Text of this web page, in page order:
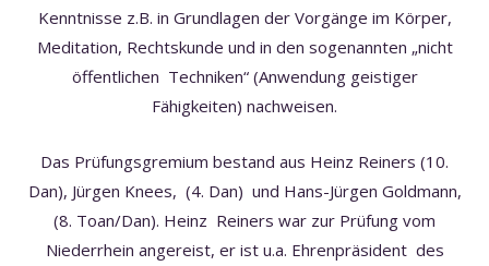
Kenntnisse z.B. in Grundlagen der Vorgänge im Körper,
Meditation, Rechtskunde und in den sogenannten „nicht
öffentlichen Techniken“ (Anwendung geistiger
Fähigkeiten) nachweisen.
Das Prüfungsgremium bestand aus Heinz Reiners (10.
Dan), Jürgen Knees, (4. Dan) und Hans-Jürgen Goldmann,
(8. Toan/Dan). Heinz Reiners war zur Prüfung vom
Niederrhein angereist, er ist u.a. Ehrenpräsident des